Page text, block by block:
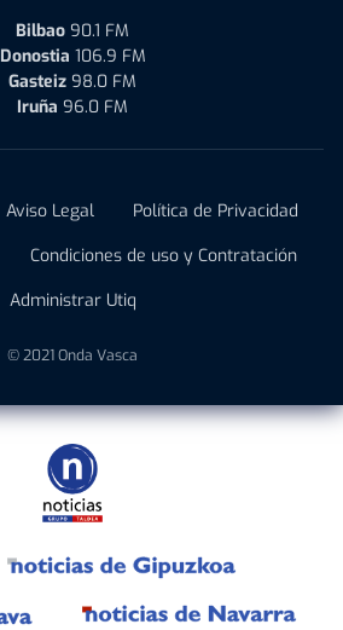
Bilbao 90.1 FM
Donostia 106.9 FM
Gasteiz 98.0 FM
Iruña 96.0 FM
Aviso Legal
Política de Privacidad
Condiciones de uso y Contratación
Administrar Utiq
© 2021 Onda Vasca